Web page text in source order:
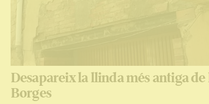
Desapareix la llinda més antiga de
Borges